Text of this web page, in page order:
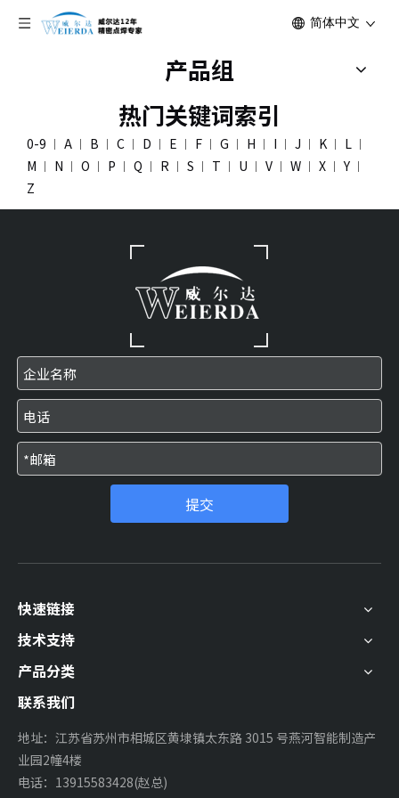
简体中文
产品组
热门关键词索引
0-9 A B C D E F G H I J K
L
M
N O P Q R S T U V W X
Y
Z
提交
快速链接
技术支持
产品分类
联系我们
地址：江苏省苏州市相城区黄埭镇太东路 3015 号燕河智能制造产
业园2幢4楼
电话：13915583428(赵总)